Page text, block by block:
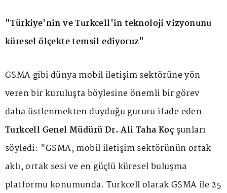
"Türkiye'nin ve Turkcell'in teknoloji vizyonunu
küresel ölçekte temsil ediyoruz"
GSMA gibi dünya mobil iletişim sektörüne yön
veren bir kuruluşta böylesine önemli bir görev
daha üstlenmekten duyduğu gururu ifade eden
Turkcell Genel Müdürü Dr. Ali Taha Koç şunları
söyledi: "GSMA, mobil iletişim sektörünün ortak
aklı, ortak sesi ve en güçlü küresel buluşma
platformu konumunda. Turkcell olarak GSMA ile 25